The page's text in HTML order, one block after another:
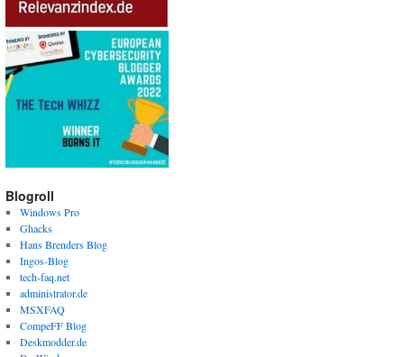
Blogroll
Windows Pro
Ghacks
Hans Brenders Blog
Ingos-Blog
tech-faq.net
administrator.de
MSXFAQ
CompeFF Blog
Deskmodder.de